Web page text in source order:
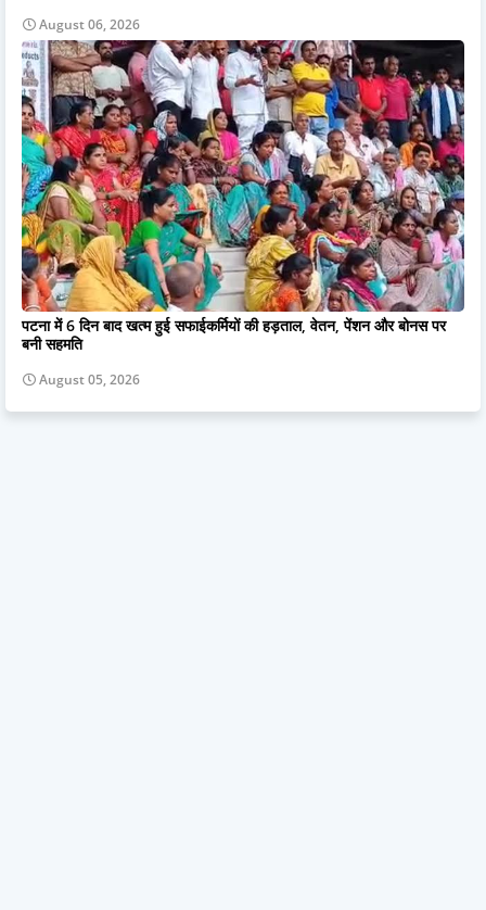
August 06, 2026
पटना में 6 दिन बाद खत्म हुई सफाईकर्मियों की हड़ताल, वेतन, पेंशन और बोनस पर
बनी सहमति
August 05, 2026